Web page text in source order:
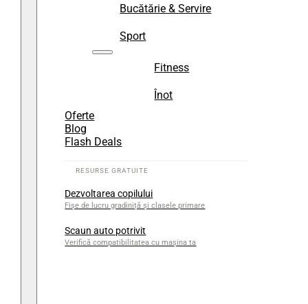
Bucătărie & Servire
Sport
Fitness
Înot
Oferte
Blog
Flash Deals
Dezvoltarea copilului
Fișe de lucru gradiniță și clasele primare
Scaun auto potrivit
Verifică compatibilitatea cu mașina ta